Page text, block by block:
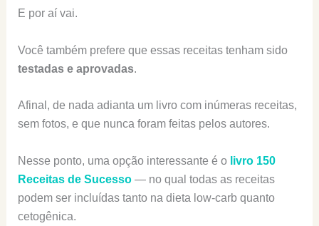
E por aí vai.
Você também prefere que essas receitas tenham sido
testadas e aprovadas.
Afinal, de nada adianta um livro com inúmeras receitas,
sem fotos, e que nunca foram feitas pelos autores.
Nesse ponto, uma opção interessante é o livro 150
Receitas de Sucesso— no qual todas as receitas
podem ser incluídas tanto na dieta low-carb quanto
cetogênica.